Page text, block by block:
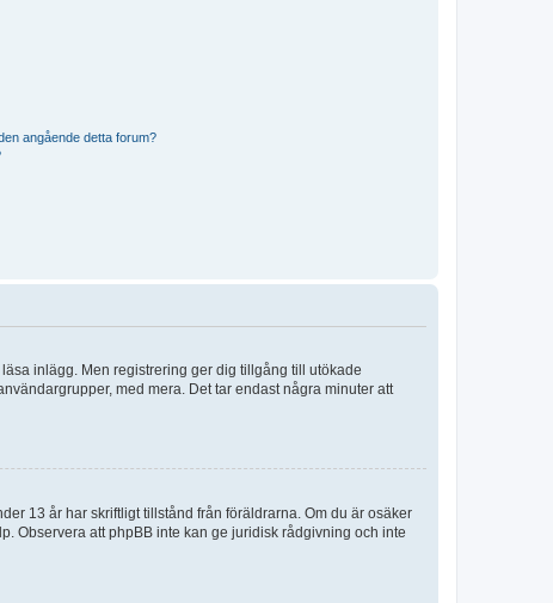
angående detta forum?
inlägg. Men registrering ger dig tillgång till utökade
med mera. Det tar endast några minuter att
13 år har skriftligt tillstånd från föräldrarna. Om du är osäker
Observera att phpBB inte kan ge juridisk rådgivning och inte